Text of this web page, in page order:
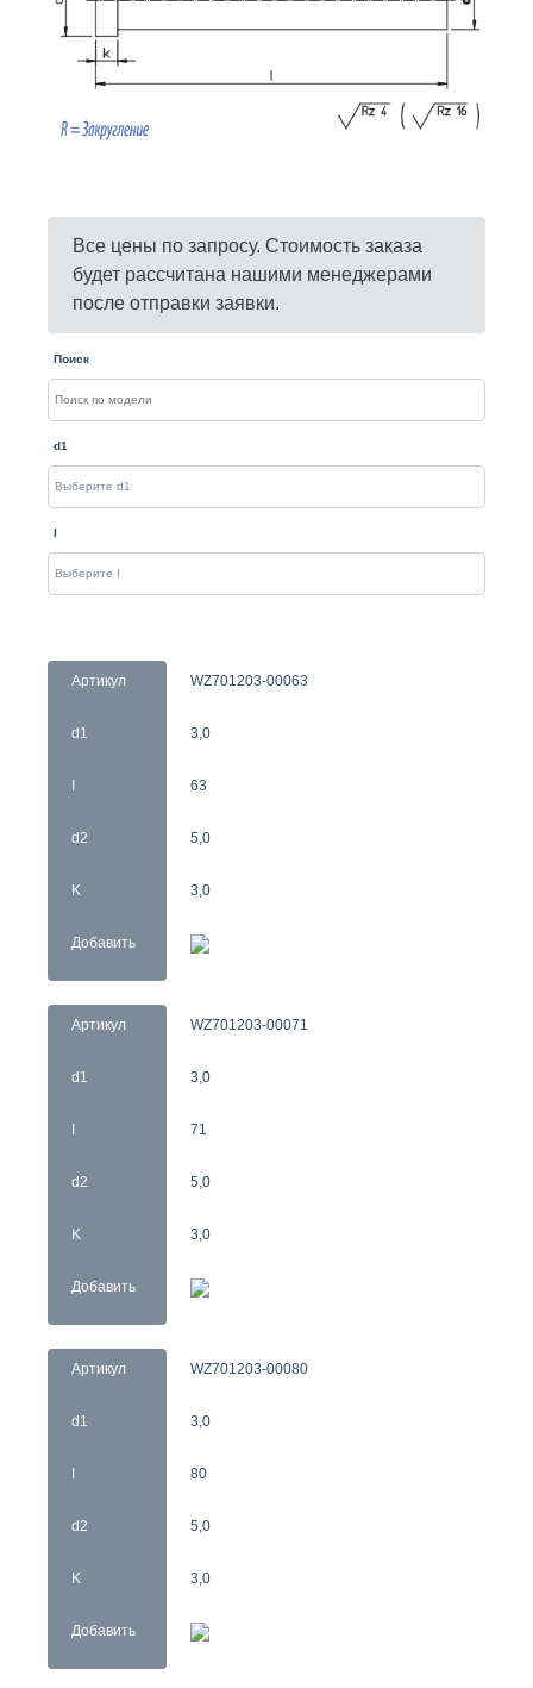
Все цены по запросу. Стоимость заказа
будет рассчитана нашими менеджерами
после отправки заявки.
Поиск
d1
I
Артикул
d1
I
d2
K
Добавить
WZ701203-00063
3,0
63
5,0
3,0
Артикул
d1
I
d2
K
Добавить
WZ701203-00071
3,0
71
5,0
3,0
Артикул
d1
I
d2
K
Добавить
WZ701203-00080
3,0
80
5,0
3,0